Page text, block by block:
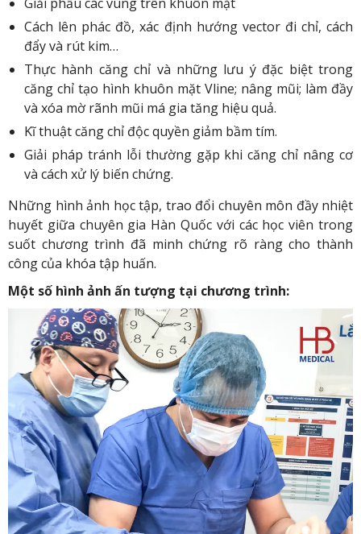
Cách lên phác đồ, xác định hướng vector đi chỉ, cách
đẩy và rút kim…
Thực hành căng chỉ và những lưu ý đặc biệt trong
căng chỉ tạo hình khuôn mặt Vline; nâng mũi; làm đầy
và xóa mờ rãnh mũi má gia tăng hiệu quả.
Kĩ thuật căng chỉ độc quyền giảm bầm tím.
Giải pháp tránh lỗi thường gặp khi căng chỉ nâng cơ
và cách xử lý biến chứng.
Những hình ảnh học tập, trao đổi chuyên môn đầy nhiệt
huyết giữa chuyên gia Hàn Quốc với các học viên trong
suốt chương trình đã minh chứng rõ ràng cho thành
công của khóa tập huấn.
Một số hình ảnh ấn tượng tại chương trình: